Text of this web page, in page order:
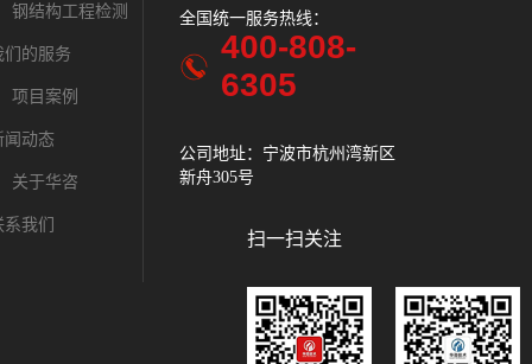
钢结构工程检测
们的服务
项目案例
闻动态
关于华咨
系我们
全国统一服务热线：
400-808-
6305
公司地址：宁波市杭州湾新区
新舟305号
扫一扫关注